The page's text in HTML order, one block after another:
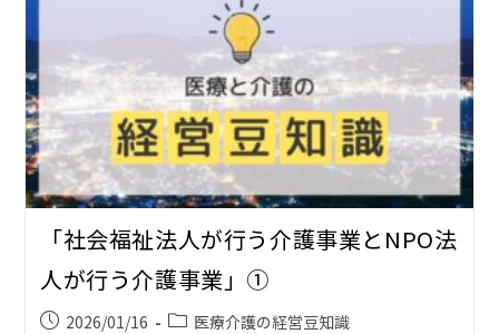
「社会福祉法人が行う介護事業とNPO法
人が行う介護事業」①
2026/01/16 医療介護の経営豆知識